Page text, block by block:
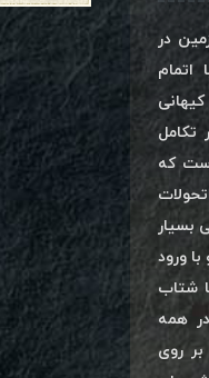
در
اتمام
که
بسیار
ورود
شتاب
همه
روی